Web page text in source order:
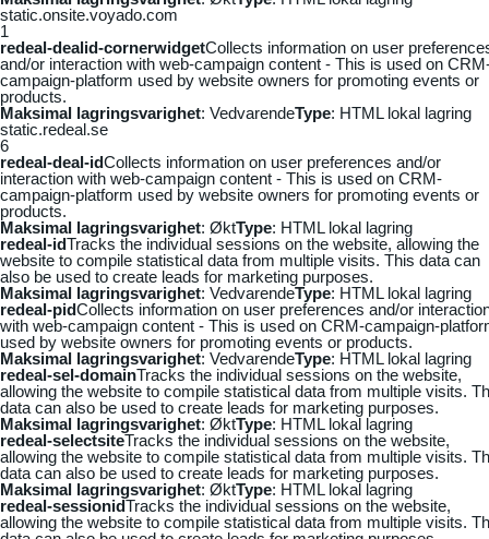
static.onsite.voyado.com
1
redeal-dealid-cornerwidgetCollects information on user
and/or interaction with web-campaign content - This is used on
campaign-platform used by website owners for promoting events or
products.
Maksimal lagringsvarighet: VedvarendeType: HTML lokal lagring
static.redeal.se
6
redeal-deal-idCollects information on user preferences and/or
interaction with web-campaign content - This is used on CRM-
campaign-platform used by website owners for promoting events or
products.
Maksimal lagringsvarighet: ØktType: HTML lokal lagring
redeal-idTracks the individual sessions on the website, allowing the
website to compile statistical data from multiple visits. This data can
also be used to create leads for marketing purposes.
Maksimal lagringsvarighet: VedvarendeType: HTML lokal lagring
redeal-pidCollects information on user preferences and/or
with web-campaign content - This is used on CRM-campaign-
used by website owners for promoting events or products.
Maksimal lagringsvarighet: VedvarendeType: HTML lokal lagring
redeal-sel-domainTracks the individual sessions on the website,
allowing the website to compile statistical data from multiple visits.
data can also be used to create leads for marketing purposes.
Maksimal lagringsvarighet: ØktType: HTML lokal lagring
redeal-selectsiteTracks the individual sessions on the website,
allowing the website to compile statistical data from multiple visits.
data can also be used to create leads for marketing purposes.
Maksimal lagringsvarighet: ØktType: HTML lokal lagring
redeal-sessionidTracks the individual sessions on the website,
allowing the website to compile statistical data from multiple visits.